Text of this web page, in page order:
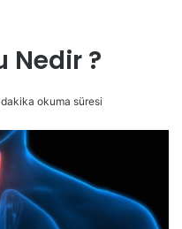
Nedir ?
dakika okuma süresi